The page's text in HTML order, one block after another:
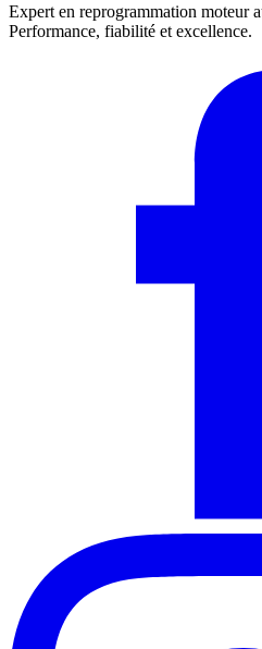
Expert en reprogrammation moteur
Performance, fiabilité et excellence.